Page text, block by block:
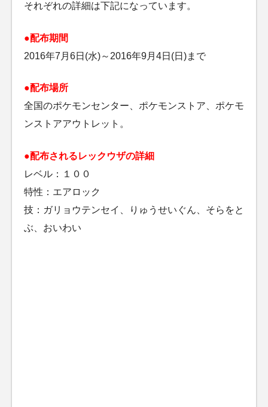
それぞれの詳細は下記になっています。
●配布期間
2016年7月6日(水)～2016年9月4日(日)まで
●配布場所
全国のポケモンセンター、ポケモンストア、ポケモ
ンストアアウトレット。
●配布されるレックウザの詳細
レベル：１００
特性：エアロック
技：ガリョウテンセイ、りゅうせいぐん、そらをと
ぶ、おいわい